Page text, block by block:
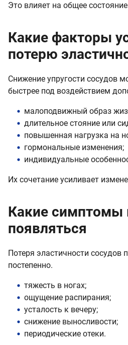
Это влияет на общее состояние
Какие факторы
потерю
Снижение упругости сосудов
быстрее под воздействием
малоподвижный образ
длительное стояние или
повышенная нагрузка на
гормональные изменения;
индивидуальные
Их сочетание усиливает
Какие симптомы
появляться
Потеря эластичности сосудов
постепенно.
тяжесть в ногах;
ощущение распирания;
усталость к вечеру;
снижение выносливости;
периодические отеки.